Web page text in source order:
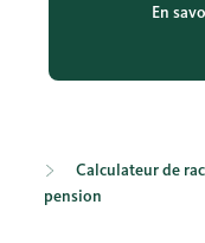
En
Calculateur de
pension